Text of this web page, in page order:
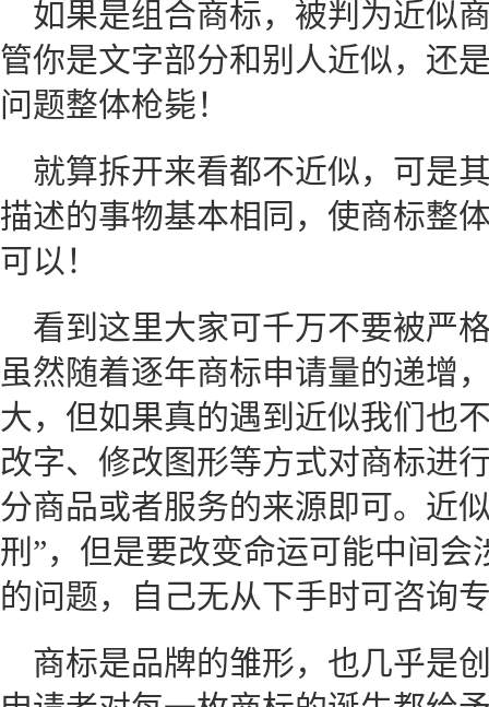
如果是组合商标，被判为近似
管你是文字部分和别人近似，还
问题整体枪毙！
就算拆开来看都不近似，可是
描述的事物基本相同，使商标整
可以！
看到这里大家可千万不要被严
虽然随着逐年商标申请量的递增
大，但如果真的遇到近似我们也
改字、修改图形等方式对商标进
分商品或者服务的来源即可。近
刑”，但是要改变命运可能中间
的问题，自己无从下手时可咨询
商标是品牌的雏形，也几乎是